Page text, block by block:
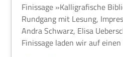
Finis­sage »Kal­li­gra­fi­sche
Rund­gang mit Lesung,
Andra Schwarz, Elisa
Finis­sage laden wir auf